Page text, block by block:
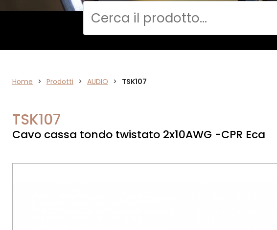
AUDIO
Cerca
Home > Prodotti > AUDIO > TSK107
TSK107
Cavo cassa tondo twistato 2x10AWG -CPR Eca